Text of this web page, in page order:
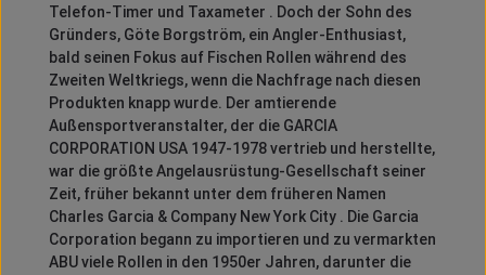
Telefon-Timer und Taxameter . Doch der Sohn des
Gründers, Göte Borgström, ein Angler-Enthusiast,
bald seinen Fokus auf Fischen Rollen während des
Zweiten Weltkriegs, wenn die Nachfrage nach diesen
Produkten knapp wurde. Der amtierende
Außensportveranstalter, der die GARCIA
CORPORATION USA 1947-1978 vertrieb und herstellte,
war die größte Angelausrüstung-Gesellschaft seiner
Zeit, früher bekannt unter dem früheren Namen
Charles Garcia & Company New York City . Die Garcia
Corporation begann zu importieren und zu vermarkten
ABU viele Rollen in den 1950er Jahren, darunter die